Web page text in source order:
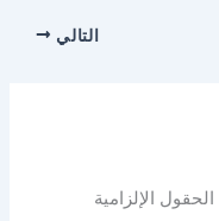
التالي
الحقول الإلزامية